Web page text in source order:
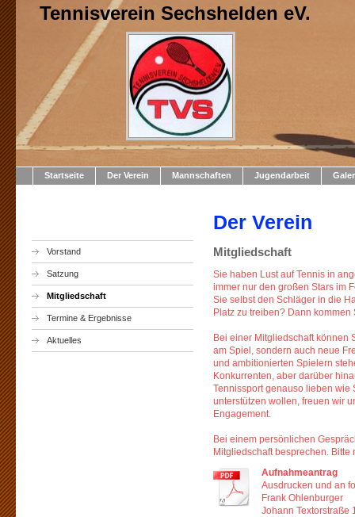
Tennisverein Sechshelden eV.
Startseite Der Verein Mannschaften Jugendarbeit
Vorstand
Satzung
Mitgliedschaft
Termine & Ergebnisse
Aktuelles
Der Verein
Mitgliedschaft
Sie haben Lust auf Tennis in
immer nur den großen Stars im
Sie selbst den Schläger in die
Platz zu treiben? Dann
Bei einer Mitgliedschaft können
am Spiel, sondern auch neue
und ambitionierten Spielern
Konkurrenten, aber darüber
Tennissport genauso lieben wie
unterstützen wollen, freuen wir
Engagement.
Bei einem persönlichen
Mitgliedschaft besprechen.
Aufnahmeantrag
Ausdrucken und an
Frank Ohlenburger
Johann Textorstraße